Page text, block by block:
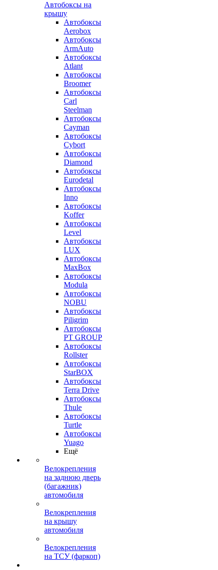
Автобоксы на
крышу
Автобоксы
Aerobox
Автобоксы
ArmAuto
Автобоксы
Atlant
Автобоксы
Broomer
Автобоксы
Carl
Steelman
Автобоксы
Cayman
Автобоксы
Cybort
Автобоксы
Diamond
Автобоксы
Eurodetal
Автобоксы
Inno
Автобоксы
Koffer
Автобоксы
Level
Автобоксы
LUX
Автобоксы
MaxBox
Автобоксы
Modula
Автобоксы
NOBU
Автобоксы
Piligrim
Автобоксы
PT GROUP
Автобоксы
Rollster
Автобоксы
StarBOX
Автобоксы
Terra Drive
Автобоксы
Thule
Автобоксы
Turtle
Автобоксы
Yuago
Ещё
Велокрепления
на заднюю дверь
(багажник)
автомобиля
Велокрепления
на крышу
автомобиля
Велокрепления
на ТСУ (фаркоп)